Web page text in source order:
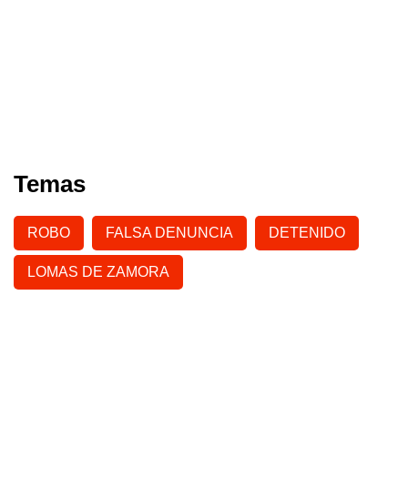
Temas
ROBO FALSA DENUNCIA DETENIDO
LOMAS DE ZAMORA